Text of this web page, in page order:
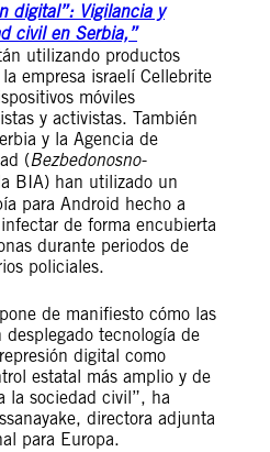
digital”: Vigilancia y
civil en Serbia,”
utilizando productos
empresa israelí Cellebrite
móviles
y activistas. También
y la Agencia de
(Bezbedonosno-
la BIA) han utilizado un
para Android hecho a
de forma encubierta
durante periodos de
policiales.
de manifiesto cómo las
tecnología de
digital como
estatal más amplio y de
la sociedad civil”, ha
directora adjunta
para Europa.